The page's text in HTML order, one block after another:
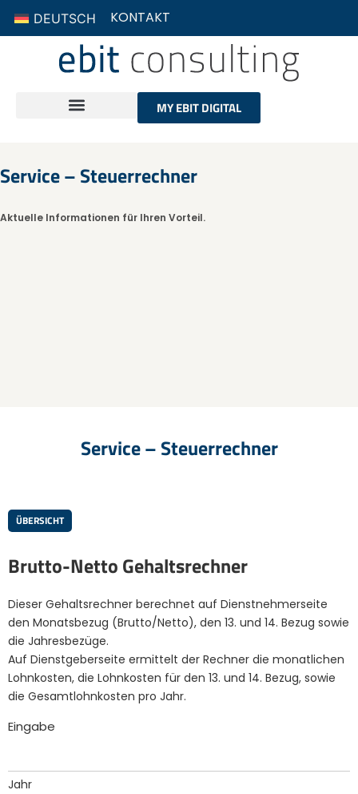
KONTAKT
DEUTSCH
MY EBIT DIGITAL
Service – Steuerrechner
Aktuelle Informationen für Ihren Vorteil.
Service – Steuerrechner
ÜBERSICHT
Brutto-Netto Gehaltsrechner
Dieser Gehaltsrechner berechnet auf Dienstnehmerseite
den Monatsbezug (Brutto/Netto), den 13. und 14. Bezug sowie
die Jahresbezüge.
Auf Dienstgeberseite ermittelt der Rechner die monatlichen
Lohnkosten, die Lohnkosten für den 13. und 14. Bezug, sowie
die Gesamtlohnkosten pro Jahr.
Eingabe
Jahr